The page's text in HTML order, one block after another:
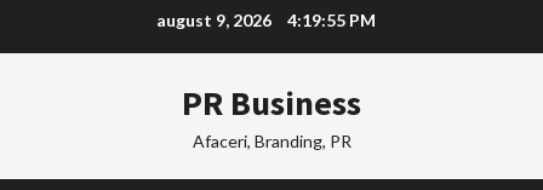
august 9, 2026 4:19:56 PM
PR Business
Afaceri, Branding, PR